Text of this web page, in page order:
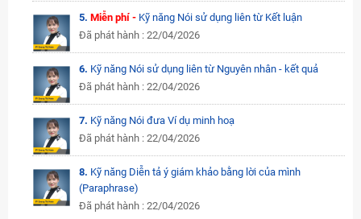
5. Miễn phí - Kỹ năng Nói sử dụng liên từ Kết luận
Đã phát hành : 22/04/2026
6. Kỹ năng Nói sử dụng liên từ Nguyên nhân - kết quả
Đã phát hành : 22/04/2026
7. Kỹ năng Nói đưa Ví dụ minh hoạ
Đã phát hành : 22/04/2026
8. Kỹ năng Diễn tả ý giám khảo bằng lời của mình
(Paraphrase)
Đã phát hành : 22/04/2026